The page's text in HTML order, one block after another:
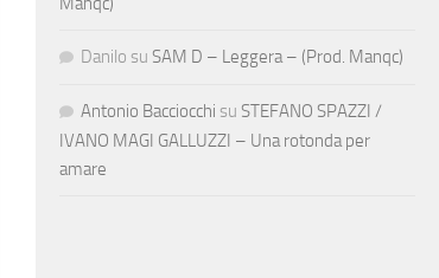
Danilo su SAM D – Leggera – (Prod. Manqc)
Antonio Bacciocchi su STEFANO SPAZZI /
IVANO MAGI GALLUZZI – Una rotonda per
amare